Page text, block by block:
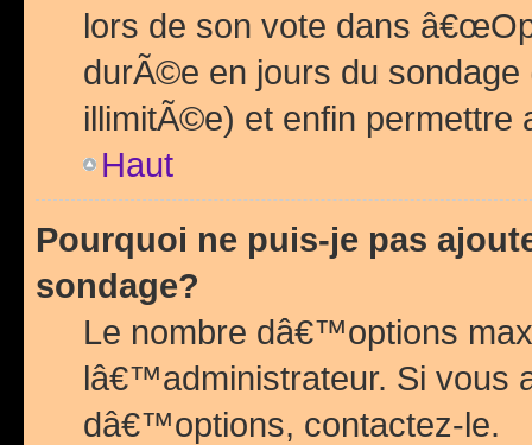
lors de son vote dans
durÃ©e en jours du
illimitÃ©e) et enfin permettre
Haut
Pourquoi ne puis-je pas
sondage?
Le nombre dâ€™options
lâ€™administrateur. Si vous
dâ€™options, contactez-le.